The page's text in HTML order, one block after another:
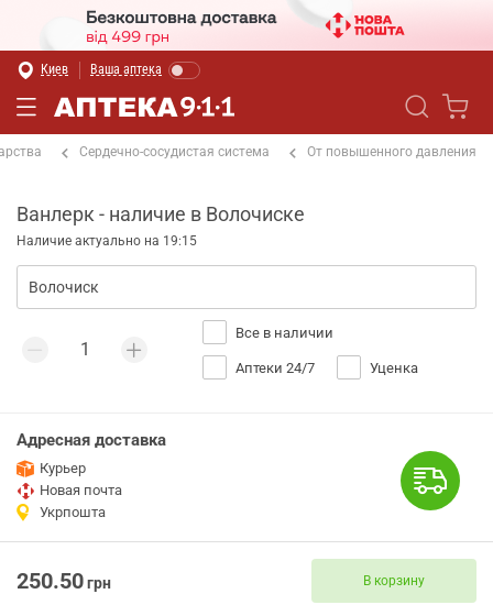
Киев Ваша аптека
Сердечно-сосудистая система От повышенного давления
Ванлерк - наличие в Волочиске
Наличие актуально на 19:15
Все в наличии
Аптеки 24/7 Уценка
Адресная доставка
Курьер
Новая почта
Укрпошта
250.50грн В корзину